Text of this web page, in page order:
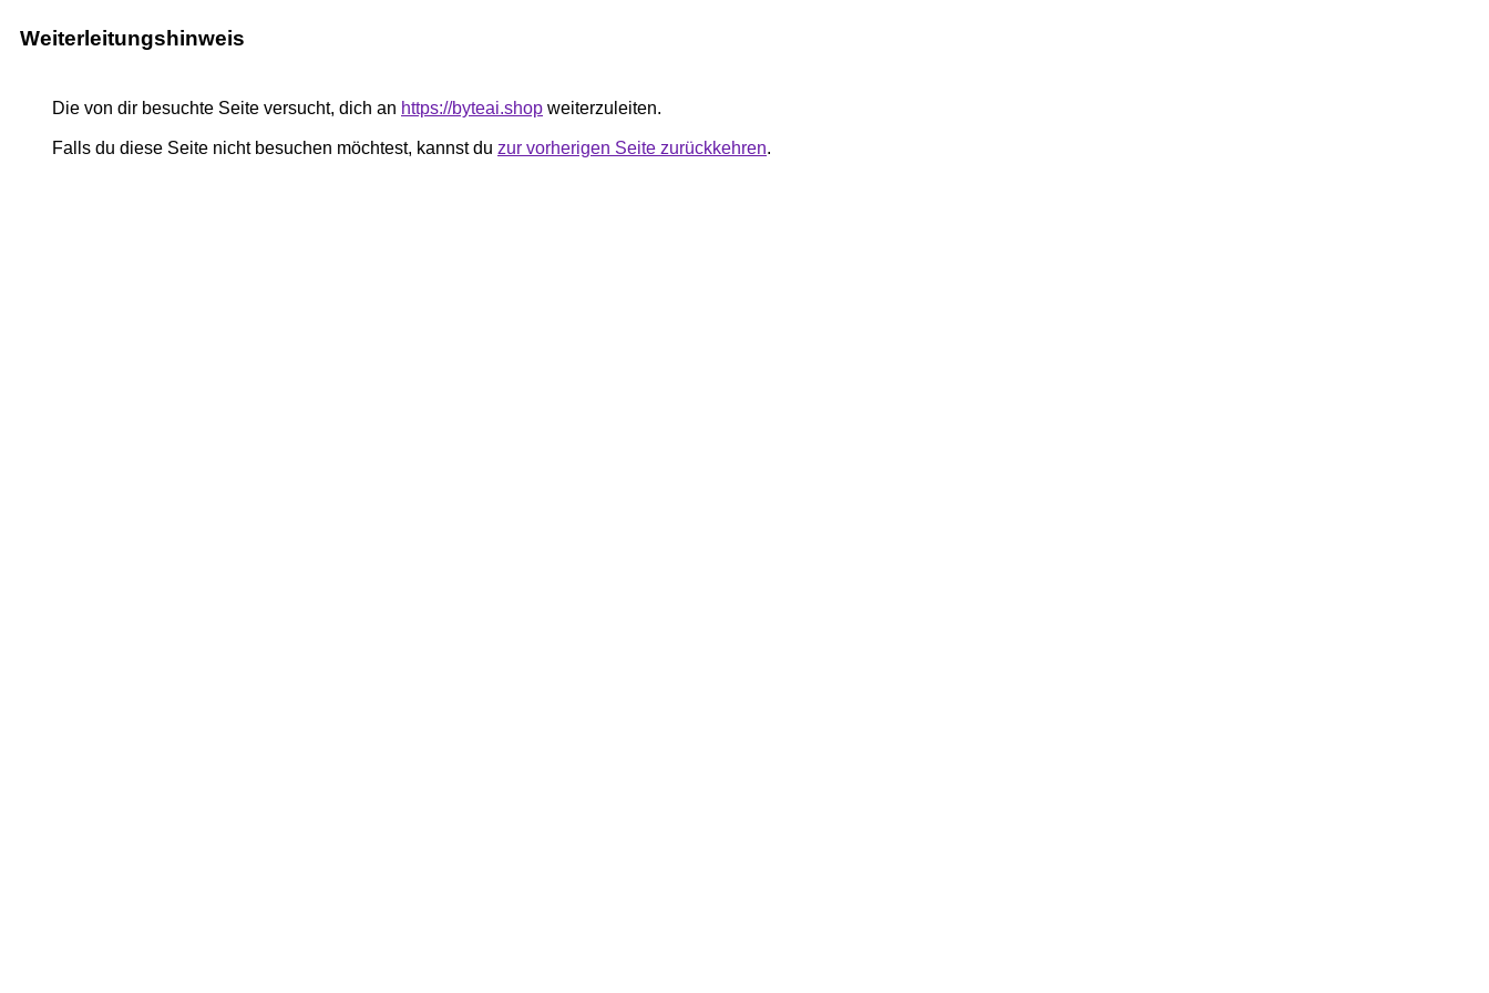
Weiterleitungshinweis
Die von dir besuchte Seite versucht, dich an https://byteai.shop weiterzuleiten.
Falls du diese Seite nicht besuchen möchtest, kannst du zur vorherigen Seite zurückkehren.